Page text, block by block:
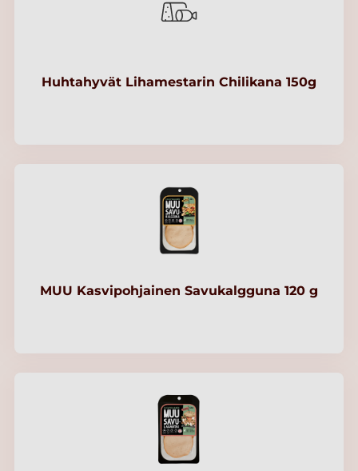
Huhtahyvät Lihamestarin Chilikana 150g
MUU Kasvipohjainen Savukalgguna 120 g